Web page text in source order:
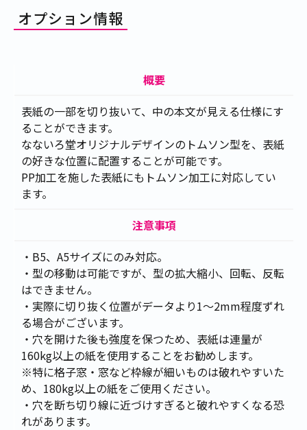
2023.02.01丸、四角、格子窓の受注を開始しまし
た。
オプション情報
概要
表紙の一部を切り抜いて、中の本文が見える仕様にす
ることができます。
なないろ堂オリジナルデザインのトムソン型を、表紙
の好きな位置に配置することが可能です。
PP加工を施した表紙にもトムソン加工に対応してい
ます。
注意事項
・B5、A5サイズにのみ対応。
・型の移動は可能ですが、型の拡大縮小、回転、反転
はできません。
・実際に切り抜く位置がデータより1～2mm程度ずれ
る場合がございます。
・穴を開けた後も強度を保つため、表紙は連量が
160kg以上の紙を使用することをお勧めします。
※特に格子窓・窓など枠線が細いものは破れやすいた
め、180kg以上の紙をご使用ください。
・穴を断ち切り線に近づけすぎると破れやすくなる恐
れがあります。